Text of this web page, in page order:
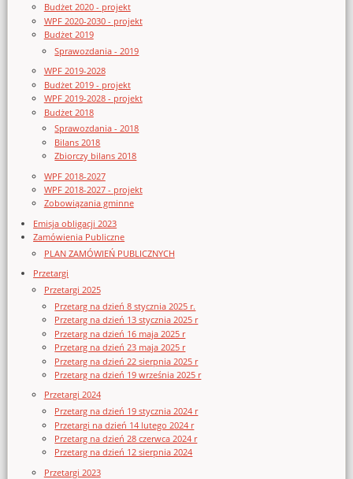
Budżet 2020 - projekt
WPF 2020-2030 - projekt
Budżet 2019
Sprawozdania - 2019
WPF 2019-2028
Budżet 2019 - projekt
WPF 2019-2028 - projekt
Budżet 2018
Sprawozdania - 2018
Bilans 2018
Zbiorczy bilans 2018
WPF 2018-2027
WPF 2018-2027 - projekt
Zobowiązania gminne
Emisja obligacji 2023
Zamówienia Publiczne
PLAN ZAMÓWIEŃ PUBLICZNYCH
Przetargi
Przetargi 2025
Przetarg na dzień 8 stycznia 2025 r.
Przetarg na dzień 13 stycznia 2025 r
Przetarg na dzień 16 maja 2025 r
Przetarg na dzień 23 maja 2025 r
Przetarg na dzień 22 sierpnia 2025 r
Przetarg na dzień 19 września 2025 r
Przetargi 2024
Przetarg na dzień 19 stycznia 2024 r
Przetargi na dzień 14 lutego 2024 r
Przetarg na dzień 28 czerwca 2024 r
Przetarg na dzień 12 sierpnia 2024
Przetargi 2023